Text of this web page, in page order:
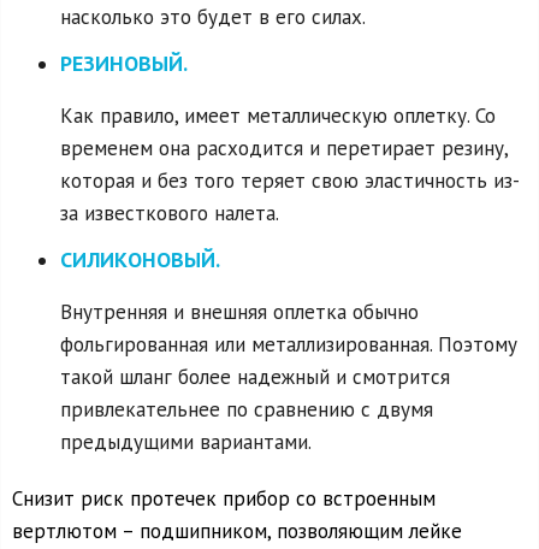
насколько это будет в его силах.
РЕЗИНОВЫЙ.
Как правило, имеет металлическую оплетку. Со
временем она расходится и перетирает резину,
которая и без того теряет свою эластичность из-
за известкового налета.
СИЛИКОНОВЫЙ.
Внутренняя и внешняя оплетка обычно
фольгированная или металлизированная. Поэтому
такой шланг более надежный и смотрится
привлекательнее по сравнению с двумя
предыдущими вариантами.
Снизит риск протечек прибор со встроенным
вертлютом – подшипником, позволяющим лейке